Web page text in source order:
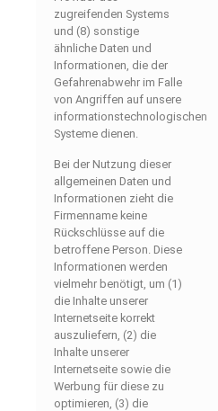
zugreifenden Systems
und (8) sonstige
ähnliche Daten und
Informationen, die der
Gefahrenabwehr im Falle
von Angriffen auf unsere
informationstechnologischen
Systeme dienen.
Bei der Nutzung dieser
allgemeinen Daten und
Informationen zieht die
Firmenname keine
Rückschlüsse auf die
betroffene Person. Diese
Informationen werden
vielmehr benötigt, um (1)
die Inhalte unserer
Internetseite korrekt
auszuliefern, (2) die
Inhalte unserer
Internetseite sowie die
Werbung für diese zu
optimieren, (3) die